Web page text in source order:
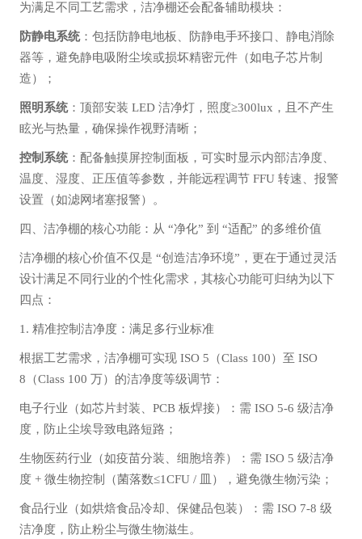
为满足不同工艺需求，洁净棚还会配备辅助模块：
防静电系统：包括防静电地板、防静电手环接口、静电消除
器等，避免静电吸附尘埃或损坏精密元件（如电子芯片制
造）；
照明系统：顶部安装 LED 洁净灯，照度≥300lux，且不产生
眩光与热量，确保操作视野清晰；
控制系统：配备触摸屏控制面板，可实时显示内部洁净度、
温度、湿度、正压值等参数，并能远程调节 FFU 转速、报警
设置（如滤网堵塞报警）。
四、洁净棚的核心功能：从 “净化” 到 “适配” 的多维价值
洁净棚的核心价值不仅是 “创造洁净环境”，更在于通过灵活
设计满足不同行业的个性化需求，其核心功能可归纳为以下
四点：
1. 精准控制洁净度：满足多行业标准
根据工艺需求，洁净棚可实现 ISO 5（Class 100）至 ISO
8（Class 100 万）的洁净度等级调节：
电子行业（如芯片封装、PCB 板焊接）：需 ISO 5-6 级洁净
度，防止尘埃导致电路短路；
生物医药行业（如疫苗分装、细胞培养）：需 ISO 5 级洁净
度 + 微生物控制（菌落数≤1CFU / 皿），避免微生物污染；
食品行业（如烘焙食品冷却、保健品包装）：需 ISO 7-8 级
洁净度，防止粉尘与微生物滋生。